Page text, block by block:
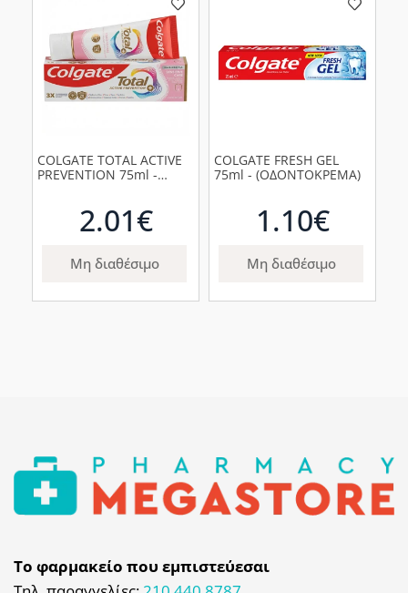
COLGATE TOTAL ACTIVE
PREVENTION 75ml -
2.01€
Μη διαθέσιμο
COLGATE FRESH GEL
75ml - (ΟΔΟΝΤΟΚΡΕΜΑ)
1.10€
Μη διαθέσιμο
Το φαρμακείο που εμπιστεύεσαι